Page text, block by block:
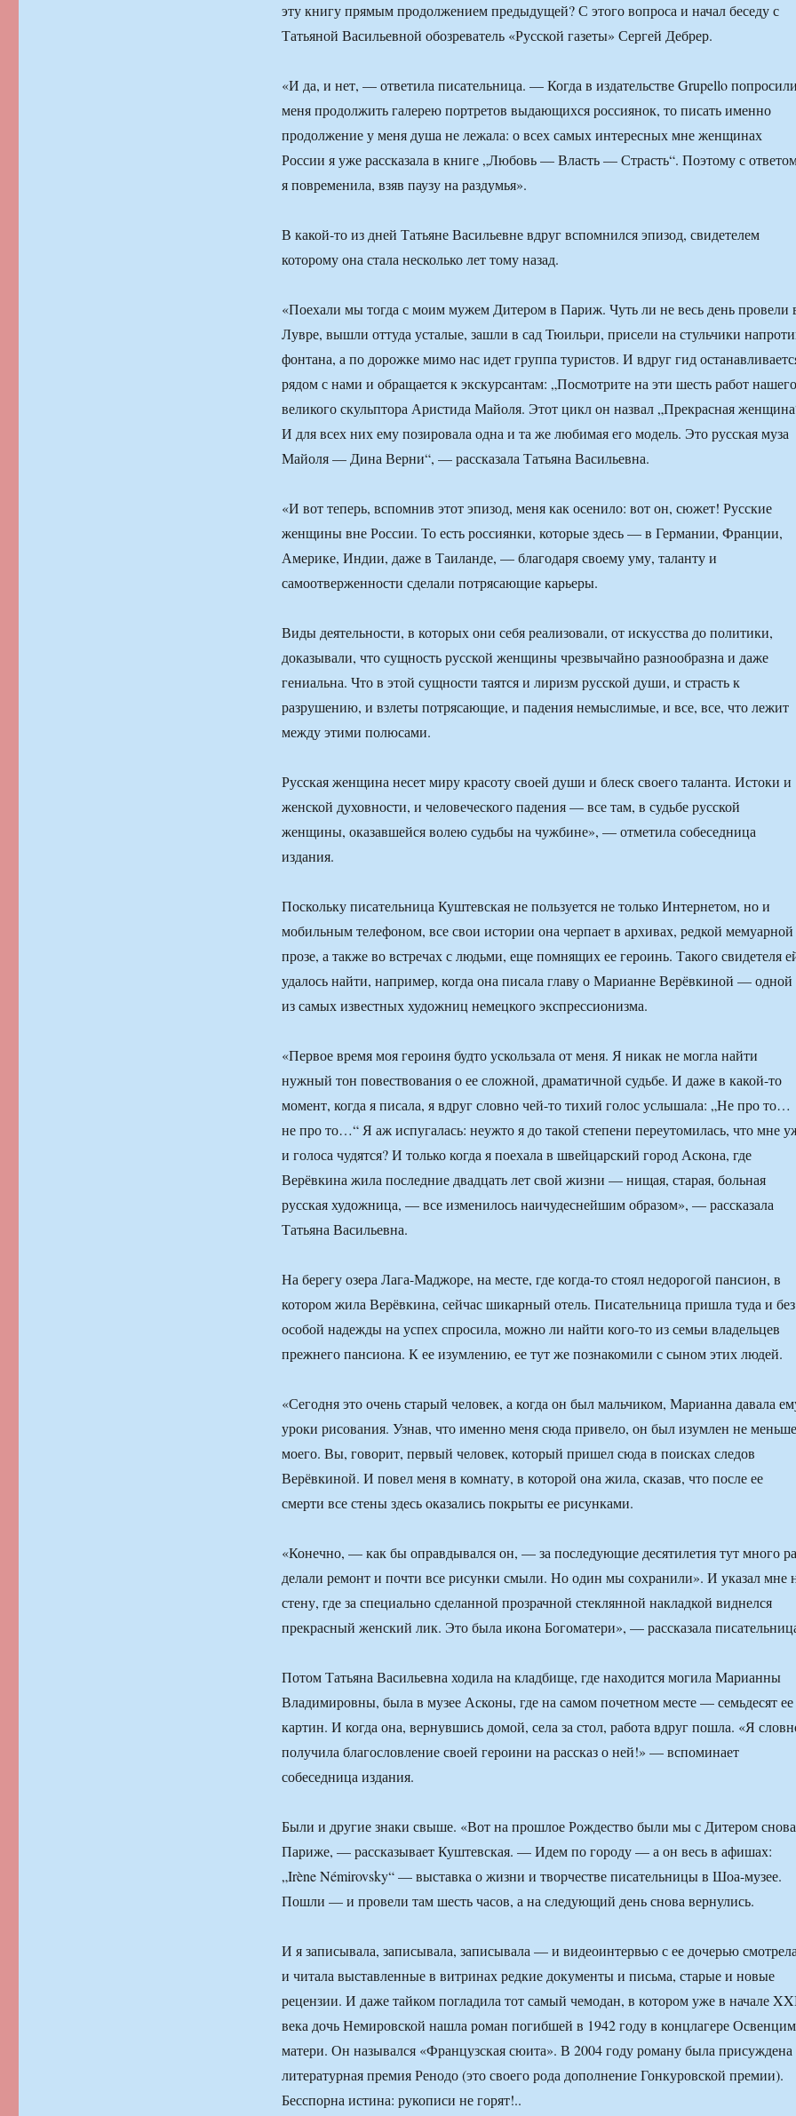
эту книгу прямым продолжением предыдущей? С этого вопроса и начал беседу с
Татьяной Васильевной обозреватель «Русской газеты» Сергей Дебрер.
«И да, и нет, — ответила писательница. — Когда в издательстве Grupello
меня продолжить галерею портретов выдающихся россиянок, то писать именно
продолжение у меня душа не лежала: о всех самых интересных мне женщинах
России я уже рассказала в книге „Любовь — Власть — Страсть“. Поэтому с
я повременила, взяв паузу на раздумья».
В какой-то из дней Татьяне Васильевне вдруг вспомнился эпизод, свидетелем
которому она стала несколько лет тому назад.
«Поехали мы тогда с моим мужем Дитером в Париж. Чуть ли не весь день провели
Лувре, вышли оттуда усталые, зашли в сад Тюильри, присели на стульчики
фонтана, а по дорожке мимо нас идет группа туристов. И вдруг гид
рядом с нами и обращается к экскурсантам: „Посмотрите на эти шесть работ нашего
великого скульптора Аристида Майоля. Этот цикл он назвал „Прекрасная
И для всех них ему позировала одна и та же любимая его модель. Это русская муза
Майоля — Дина Верни“, — рассказала Татьяна Васильевна.
«И вот теперь, вспомнив этот эпизод, меня как осенило: вот он, сюжет! Русские
женщины вне России. То есть россиянки, которые здесь — в Германии, Франции,
Америке, Индии, даже в Таиланде, — благодаря своему уму, таланту и
самоотверженности сделали потрясающие карьеры.
Виды деятельности, в которых они себя реализовали, от искусства до политики,
доказывали, что сущность русской женщины чрезвычайно разнообразна и даже
гениальна. Что в этой сущности таятся и лиризм русской души, и страсть к
разрушению, и взлеты потрясающие, и падения немыслимые, и все, все, что лежит
между этими полюсами.
Русская женщина несет миру красоту своей души и блеск своего таланта. Истоки и
женской духовности, и человеческого падения — все там, в судьбе русской
женщины, оказавшейся волею судьбы на чужбине», — отметила собеседница
издания.
Поскольку писательница Куштевская не пользуется не только Интернетом, но и
мобильным телефоном, все свои истории она черпает в архивах, редкой мемуарной
прозе, а также во встречах с людьми, еще помнящих ее героинь. Такого свидетеля
удалось найти, например, когда она писала главу о Марианне Верёвкиной — одной
из самых известных художниц немецкого экспрессионизма.
«Первое время моя героиня будто ускользала от меня. Я никак не могла найти
нужный тон повествования о ее сложной, драматичной судьбе. И даже в какой-то
момент, когда я писала, я вдруг словно чей-то тихий голос услышала: „Не про то…
не про то…“ Я аж испугалась: неужто я до такой степени переутомилась, что мне
и голоса чудятся? И только когда я поехала в швейцарский город Аскона, где
Верёвкина жила последние двадцать лет свой жизни — нищая, старая, больная
русская художница, — все изменилось наичудеснейшим образом», — рассказала
Татьяна Васильевна.
На берегу озера Лага-Маджоре, на месте, где когда-то стоял недорогой пансион, в
котором жила Верёвкина, сейчас шикарный отель. Писательница пришла туда и без
особой надежды на успех спросила, можно ли найти кого-то из семьи владельцев
прежнего пансиона. К ее изумлению, ее тут же познакомили с сыном этих людей.
«Сегодня это очень старый человек, а когда он был мальчиком, Марианна давала
уроки рисования. Узнав, что именно меня сюда привело, он был изумлен не меньше
моего. Вы, говорит, первый человек, который пришел сюда в поисках следов
Верёвкиной. И повел меня в комнату, в которой она жила, сказав, что после ее
смерти все стены здесь оказались покрыты ее рисунками.
«Конечно, — как бы оправдывался он, — за последующие десятилетия тут много
делали ремонт и почти все рисунки смыли. Но один мы сохранили». И указал мне
стену, где за специально сделанной прозрачной стеклянной накладкой виднелся
прекрасный женский лик. Это была икона Богоматери», — рассказала
Потом Татьяна Васильевна ходила на кладбище, где находится могила Марианны
Владимировны, была в музее Асконы, где на самом почетном месте — семьдесят ее
картин. И когда она, вернувшись домой, села за стол, работа вдруг пошла. «Я
получила благословление своей героини на рассказ о ней!» — вспоминает
собеседница издания.
Были и другие знаки свыше. «Вот на прошлое Рождество были мы с Дитером
Париже, — рассказывает Куштевская. — Идем по городу — а он весь в афишах:
„Irène Némirovsky“ — выставка о жизни и творчестве писательницы в Шоа-музее.
Пошли — и провели там шесть часов, а на следующий день снова вернулись.
И я записывала, записывала, записывала — и видеоинтервью с ее дочерью
и читала выставленные в витринах редкие документы и письма, старые и новые
рецензии. И даже тайком погладила тот самый чемодан, в котором уже в начале
века дочь Немировской нашла роман погибшей в 1942 году в концлагере Освенцим
матери. Он назывался «Французская сюита». В 2004 году роману была присуждена
литературная премия Ренодо (это своего рода дополнение Гонкуровской премии).
Бесспорна истина: рукописи не горят!..